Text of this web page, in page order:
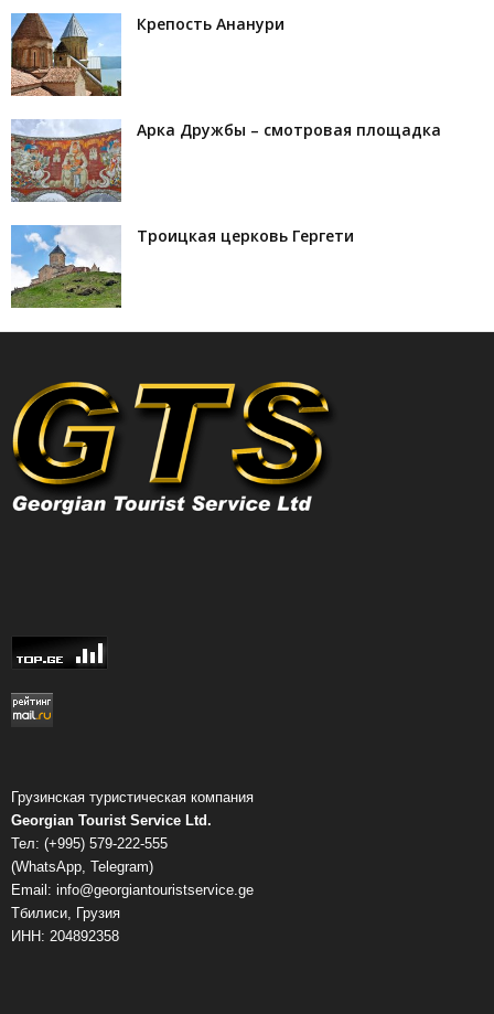
Крепость Ананури
Арка Дружбы – смотровая площадка
Троицкая церковь Гергети
Грузинская туристическая компания
Georgian Tourist Service Ltd.
Тел: (+995) 579-222-555
(WhatsApp, Telegram)
Email: info@georgiantouristservice.ge
Тбилиси, Грузия
ИНН: 204892358